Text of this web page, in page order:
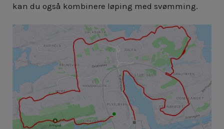
kan du også kombinere løping med svømming.